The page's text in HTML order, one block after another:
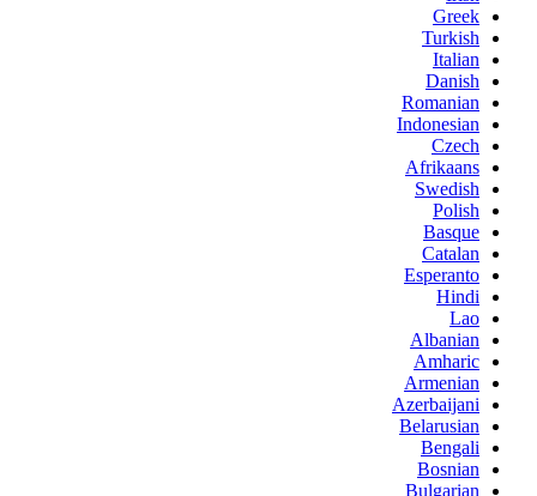
Greek
Turkish
Italian
Danish
Romanian
Indonesian
Czech
Afrikaans
Swedish
Polish
Basque
Catalan
Esperanto
Hindi
Lao
Albanian
Amharic
Armenian
Azerbaijani
Belarusian
Bengali
Bosnian
Bulgarian